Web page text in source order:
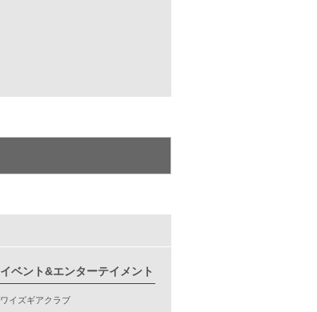
イベント&エンターテイメント
ワイズギアクラブ